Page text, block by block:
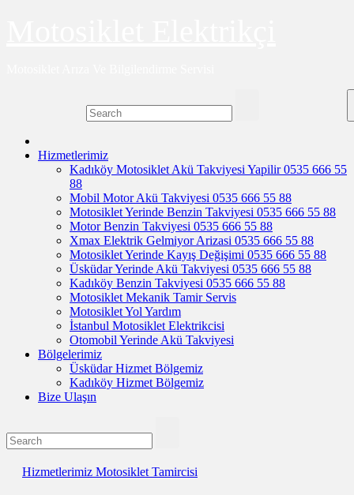
Hizmetlerimiz
Kadıköy Motosiklet Akü Takviyesi Yapilir 0535 666 55
88
Mobil Motor Akü Takviyesi 0535 666 55 88
Motosiklet Yerinde Benzin Takviyesi 0535 666 55 88
Motor Benzin Takviyesi 0535 666 55 88
Xmax Elektrik Gelmiyor Arizasi 0535 666 55 88
Motosiklet Yerinde Kayış Değişimi 0535 666 55 88
Üsküdar Yerinde Akü Takviyesi 0535 666 55 88
Kadıköy Benzin Takviyesi 0535 666 55 88
Motosiklet Mekanik Tamir Servis
Motosiklet Yol Yardım
İstanbul Motosiklet Elektrikcisi
Otomobil Yerinde Akü Takviyesi
Bölgelerimiz
Üsküdar Hizmet Bölgemiz
Kadıköy Hizmet Bölgemiz
Bize Ulaşın
Hizmetlerimiz Motosiklet Tamircisi